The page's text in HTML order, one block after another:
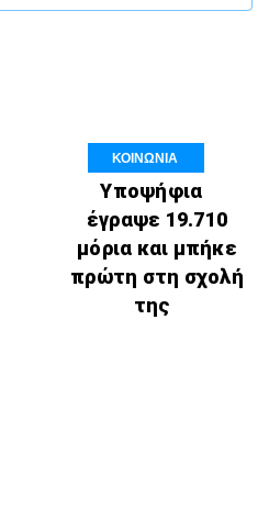
ΚΟΙΝΩΝΙΑ
Υποψήφια
έγραψε 19.710
μόρια και μπήκε
πρώτη στη σχολή
της